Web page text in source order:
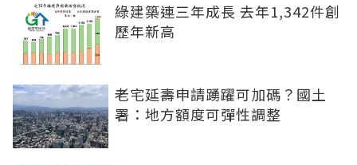
綠建築連三年成長 去年1,342件創
歷年新高
老宅延壽申請踴躍可加碼？國土
署：地方額度可彈性調整